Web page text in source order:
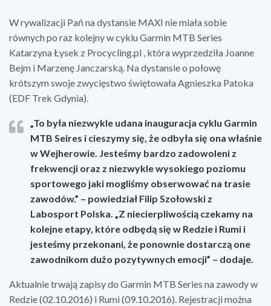
W rywalizacji Pań na dystansie MAXI nie miała sobie
równych po raz kolejny w cyklu Garmin MTB Series
Katarzyna Łysek z Procycling.pl , która wyprzedziła Joanne
Bejm i Marzenę Janczarską. Na dystansie o połowę
krótszym swoje zwycięstwo świętowała Agnieszka Patoka
(EDF Trek Gdynia).
„To była niezwykle udana inauguracja cyklu Garmin
MTB Seires i cieszymy się, że odbyła się ona właśnie
w Wejherowie. Jesteśmy bardzo zadowoleni z
frekwencji oraz z niezwykle wysokiego poziomu
sportowego jaki mogliśmy obserwować na trasie
zawodów.” – powiedział Filip Szołowski z
Labosport Polska. „Z niecierpliwością czekamy na
kolejne etapy, które odbędą się w Redzie i Rumi i
jesteśmy przekonani, że ponownie dostarczą one
zawodnikom dużo pozytywnych emocji” – dodaje.
Aktualnie trwają zapisy do Garmin MTB Series na zawody w
Redzie (02.10.2016) i Rumi (09.10.2016). Rejestracji można